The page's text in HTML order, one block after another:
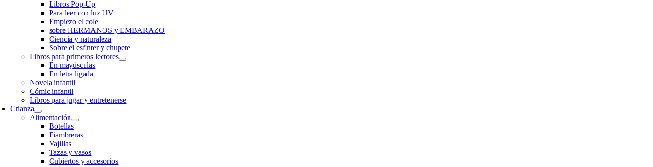
Libros Pop-Up
Para leer con luz UV
Empiezo el cole
sobre HERMANOS y EMBARAZO
Ciencia y naturaleza
Sobre el esfínter y chupete
Libros para primeros lectores
En mayúsculas
En letra ligada
Novela infantil
Cómic infantil
Libros para jugar y entretenerse
Crianza
Alimentación
Botellas
Fiambreras
Vajillas
Tazas y vasos
Cubiertos y accesorios